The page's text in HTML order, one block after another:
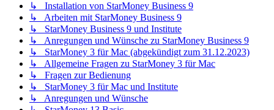
↳ Installation von StarMoney Business 9
↳ Arbeiten mit StarMoney Business 9
↳ StarMoney Business 9 und Institute
↳ Anregungen und Wünsche zu StarMoney Business 9
↳ StarMoney 3 für Mac (abgekündigt zum 31.12.2023)
↳ Allgemeine Fragen zu StarMoney 3 für Mac
↳ Fragen zur Bedienung
↳ StarMoney 3 für Mac und Institute
↳ Anregungen und Wünsche